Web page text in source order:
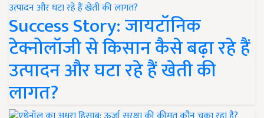
Success Story: जायटॉनिक
टेक्नोलॉजी से किसान कैसे बढ़ा रहे हैं
उत्पादन और घटा रहे हैं खेती की
लागत?